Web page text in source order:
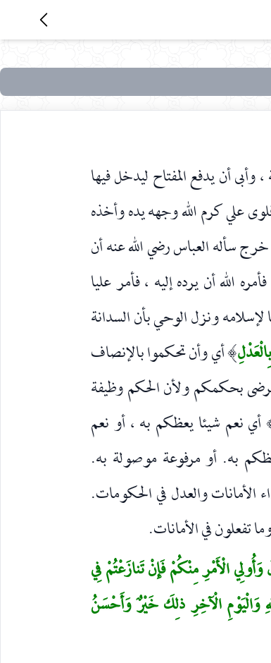
أن يدفع المفتاح ليدخل فيها
علي كرم الله وجهه يده وأخذه
سأله العباس رضي الله عنه أن
الله أن يرده إليه ، فأمر عليا
ونزل الوحي بأن السدانة
)أي وأن تحكموا بالإنصاف
بحكمكم ولأن الحكم وظيفة
أي نعم شيئا يعظكم به ، أو نعم
به. أو مرفوعة موصولة به.
والعدل في الحكومات.
تفعلون في الأمانات.
وَأُولِي الْأَمْرِ مِنْكُمْ فَإِنْ تَنازَعْتُمْ فِي
وَالْيَوْمِ الْآخِرِ ذلِكَ خَيْرٌ وَأَحْسَنُ